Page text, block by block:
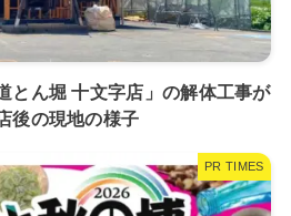
とん堀 十文字店」の解体工事が
後の現地の様子
PR TIMES